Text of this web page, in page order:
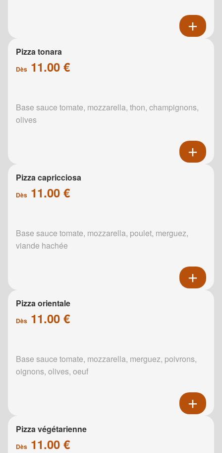
Pizza tonara
Dès 11.00 €
Base sauce tomate, mozzarella, thon, champignons,
olives
Pizza capricciosa
Dès 11.00 €
Base sauce tomate, mozzarella, poulet, merguez,
viande hachée
Pizza orientale
Dès 11.00 €
Base sauce tomate, mozzarella, merguez, poivrons,
oignons, olives, oeuf
Pizza végétarienne
Dès 11.00 €